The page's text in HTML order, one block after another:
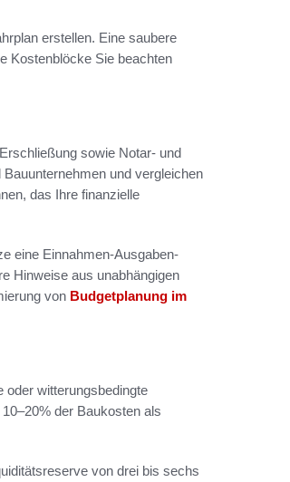
erstellen. Eine saubere
Kostenblöcke Sie beachten
sowie Notar- und
und vergleichen
das Ihre finanzielle
eine Einnahmen-Ausgaben-
Hinweise aus unabhängigen
von Budgetplanung im
oder witterungsbedingte
der Baukosten als
von drei bis sechs